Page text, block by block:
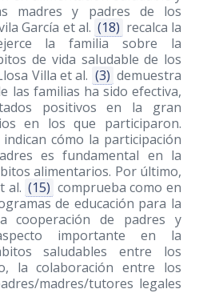
madres y padres de los
García et al. (18) recalca la
la familia sobre la
de vida saludable de los
Villa et al. (3) demuestra
las familias ha sido efectiva,
positivos en la gran
en los que participaron.
indican cómo la participación
es fundamental en la
alimentarios. Por último,
al. (15) comprueba como en
de educación para la
cooperación de padres y
importante en la
saludables entre los
la colaboración entre los
madres/tutores legales
en